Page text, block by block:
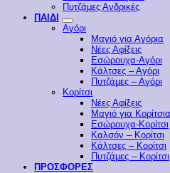
Πυτζάμες Ανδρικές
ΠΑΙΔΙ
Αγόρι
Μαγιό για Αγόρια
Νέες Αφίξεις
Εσώρουχα-Αγόρι
Κάλτσες – Αγόρι
Πυτζάμες – Αγόρι
Κορίτσι
Νέες Αφίξεις
Μαγιό για Κορίτσια
Εσώρουχα-Κορίτσι
Καλσόν – Κορίτσι
Κάλτσες – Κορίτσι
Πυτζάμες – Κορίτσι
ΠΡΟΣΦΟΡΕΣ